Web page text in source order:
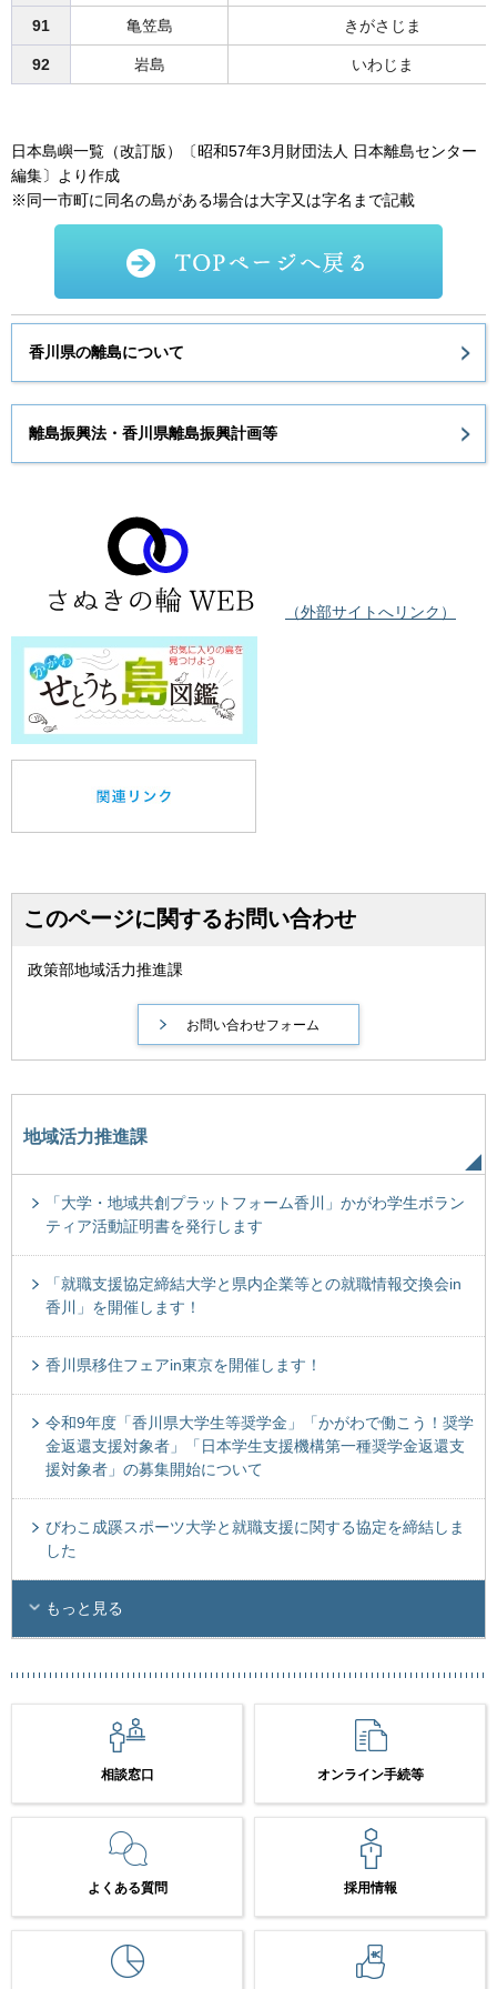
91 亀笠島 きがさじま
92 岩島 いわじま
日本島嶼一覧（改訂版）〔昭和57年3月財団法人 日本離島センター
編集〕より作成
※同一市町に同名の島がある場合は大字又は字名まで記載
香川県の離島について
離島振興法・香川県離島振興計画等
（外部サイトへリンク）
このページに関するお問い合わせ
政策部地域活力推進課
地域活力推進課
「大学・地域共創プラットフォーム香川」かがわ学生ボラン
ティア活動証明書を発行します
「就職支援協定締結大学と県内企業等との就職情報交換会in
香川」を開催します！
香川県移住フェアin東京を開催します！
令和9年度「香川県大学生等奨学金」「かがわで働こう！奨学
金返還支援対象者」「日本学生支援機構第一種奨学金返還支
援対象者」の募集開始について
びわこ成蹊スポーツ大学と就職支援に関する協定を締結しま
した
もっと見る
相談窓口 オンライン手続等
よくある質問 採用情報